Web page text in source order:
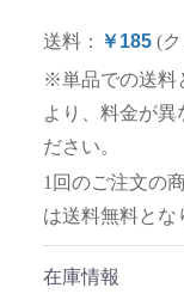
送料： ￥185 (
※単品での送料
より、料金が異
ださい。
1回のご注文の
は送料無料とな
在庫情報